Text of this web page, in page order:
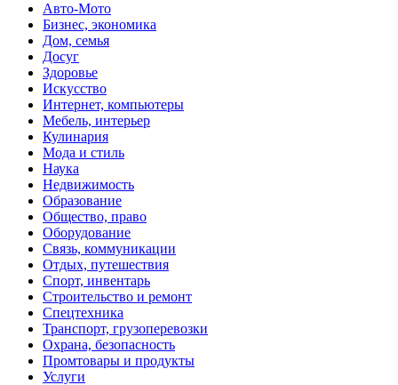
Авто-Мото
Бизнес, экономика
Дом, семья
Досуг
Здоровье
Искусство
Интернет, компьютеры
Мебель, интерьер
Кулинария
Мода и стиль
Наука
Недвижимость
Образование
Общество, право
Оборудование
Связь, коммуникации
Отдых, путешествия
Спорт, инвентарь
Строительство и ремонт
Спецтехника
Транспорт, грузоперевозки
Охрана, безопасность
Промтовары и продукты
Услуги